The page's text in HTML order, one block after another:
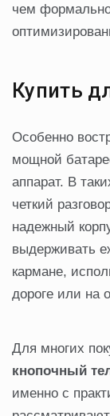
чем
Купить
Особенно
мощной
аппарат. В
четкий
надежный
выдерживать
кармане,
дороге или на
Для многих
кнопочный
именно с